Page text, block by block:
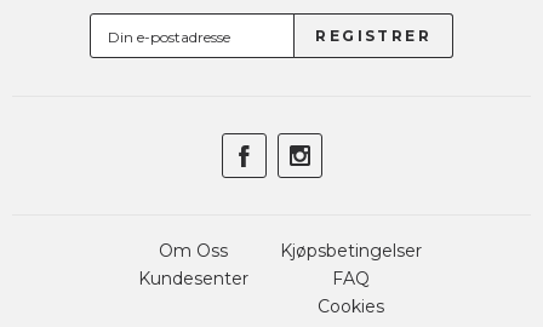
Om Oss
Kundesenter
Kjøpsbetingelser
FAQ
Cookies